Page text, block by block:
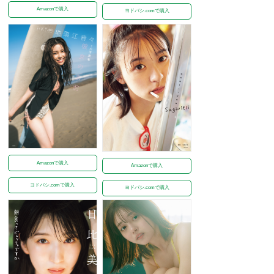
Amazonで購入 ヨドバシ.comで購入
Amazonで購入
ヨドバシ.comで購入
Amazonで購入
ヨドバシ.comで購入